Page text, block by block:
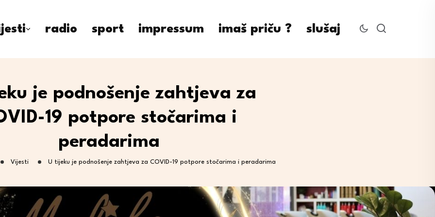
radio sport impressum imaš priču ? slušaj
je podnošenje zahtjeva za
19 potpore stočarima i
peradarima
Vijesti U tijeku je podnošenje zahtjeva za COVID-19 potpore stočarima i peradarima